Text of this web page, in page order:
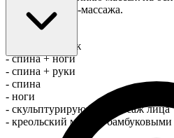
техники цигун-массажа.
Для вас:
- общий массаж
- спина + ноги
- спина + руки
- спина
- ноги
- скульптурирующий массаж лица
- креольский массаж бамбуковыми